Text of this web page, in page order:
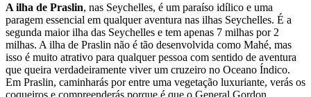
A ilha de Praslin, nas Seychelles, é um paraíso idílico e uma
paragem essencial em qualquer aventura nas ilhas Seychelles. É a
segunda maior ilha das Seychelles e tem apenas 7 milhas por 2
milhas. A ilha de Praslin não é tão desenvolvida como Mahé, mas
isso é muito atrativo para qualquer pessoa com sentido de aventura
que queira verdadeiramente viver um cruzeiro no Oceano Índico.
Em Praslin, caminharás por entre uma vegetação luxuriante, verás os
coqueiros e compreenderás porque é que o General Gordon